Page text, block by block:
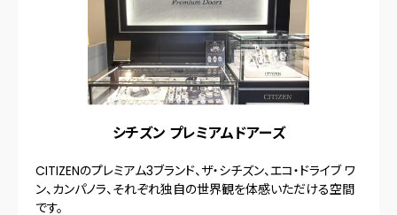
シチズン プレミアムドアーズ
CITIZENのプレミアム3ブランド、ザ・シチズン、エコ・ドライブ ワ
ン、カンパノラ、それぞれ独自の世界観を体感いただける空間
です。